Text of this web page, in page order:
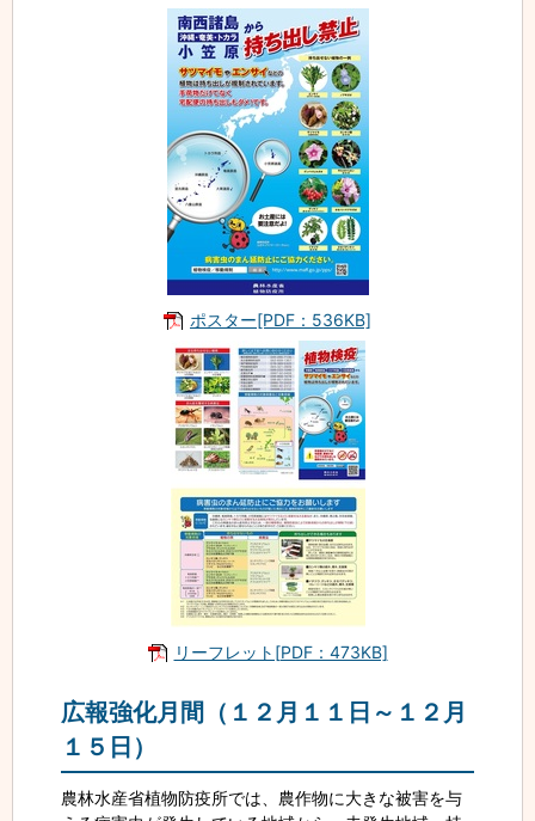
ポスター[PDF：536KB]
リーフレット[PDF：473KB]
広報強化月間（１２月１１日～１２月
１５日）
農林水産省植物防疫所では、農作物に大きな被害を与